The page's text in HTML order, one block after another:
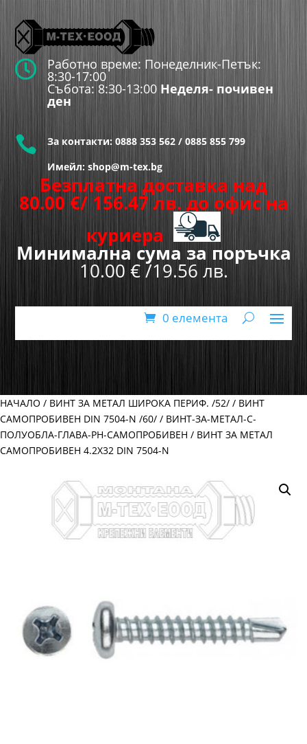
 Работно време: Понеделник-Петък:
8:30-17:00
Събота: 8:30-13:00 Неделя- почивен
ден
 За контакти: 0888 353 562 / 0885 855 799
Имейл: shop@m-tex.bg
Безплатна доставка над
80.00 €/ 156.47 лв. до офис на
куриера
Минимална сума за поръчка
10.00 € /19.56 лв.
0 елемента
НАЧАЛО / ВИНТ ЗА МЕТАЛ ШИРОКА ПЕРИФ. /52/ / ВИНТ
САМОПРОБИВЕН DIN 7504-N /60/ / ВИНТ-ЗА-МЕТАЛ-С-
ПОЛУОБЛА-ГЛАВА-PH-САМОПРОБИВЕН / ВИНТ ЗА МЕТАЛ
САМОПРОБИВЕН 4.2Х32 DIN 7504-N